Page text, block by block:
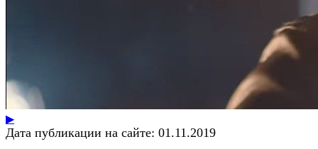
▶
Дата публикации на сайте: 01.11.2019